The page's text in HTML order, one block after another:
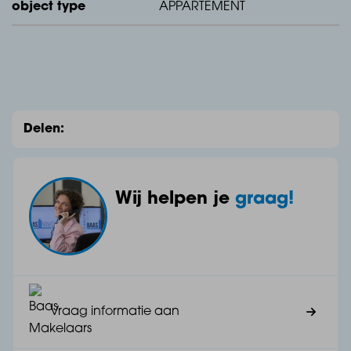
- Eigentijdse architectuur met karakteristieke uitstraling
- Royale buitenruimte én eigen parkeerplaats op de
afgesloten binnenplaats
- Voorzien van een keuken waarde cheque te
besteden bij Tieleman Keukens te Middelharnis
object type APPARTEMENT
Delen:
Wij helpen je graag!
Vraag informatie aan